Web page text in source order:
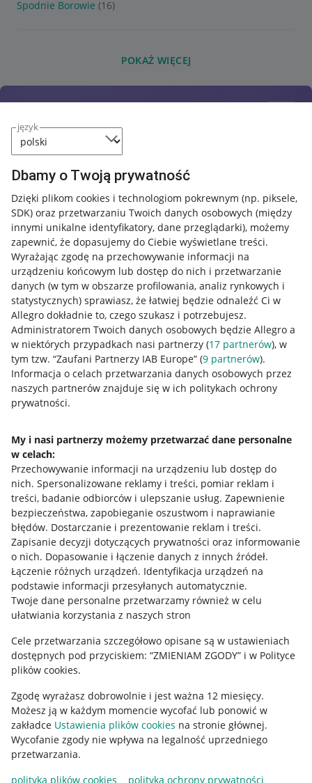
język
Dbamy o Twoją prywatność
Dzięki plikom cookies i technologiom pokrewnym (np. piksele,
SDK) oraz przetwarzaniu Twoich danych osobowych (między
innymi unikalne identyfikatory, dane przeglądarki), możemy
zapewnić, że dopasujemy do Ciebie wyświetlane treści.
Wyrażając zgodę na przechowywanie informacji na
urządzeniu końcowym lub dostęp do nich i przetwarzanie
danych (w tym w obszarze profilowania, analiz rynkowych i
statystycznych) sprawiasz, że łatwiej będzie odnaleźć Ci w
Allegro dokładnie to, czego szukasz i potrzebujesz.
Administratorem Twoich danych osobowych będzie Allegro a
w niektórych przypadkach nasi partnerzy (17 partnerów), w
tym tzw. “Zaufani Partnerzy IAB Europe” (9 partnerów).
Informacja o celach przetwarzania danych osobowych przez
naszych partnerów znajduje się w ich politykach ochrony
prywatności.
My i nasi partnerzy możemy przetwarzać dane personalne
w celach:
Przechowywanie informacji na urządzeniu lub dostęp do
nich. Spersonalizowane reklamy i treści, pomiar reklam i
treści, badanie odbiorców i ulepszanie usług. Zapewnienie
bezpieczeństwa, zapobieganie oszustwom i naprawianie
błędów. Dostarczanie i prezentowanie reklam i treści.
Zapisanie decyzji dotyczących prywatności oraz informowanie
o nich. Dopasowanie i łączenie danych z innych źródeł.
Łączenie różnych urządzeń. Identyfikacja urządzeń na
podstawie informacji przesyłanych automatycznie.
Twoje dane personalne przetwarzamy również w celu
ułatwiania korzystania z naszych stron
Cele przetwarzania szczegółowo opisane są w ustawieniach
dostępnych pod przyciskiem: “ZMIENIAM ZGODY” i w Polityce
plików cookies.
Zgodę wyrażasz dobrowolnie i jest ważna 12 miesięcy.
Możesz ją w każdym momencie wycofać lub ponowić w
zakładce Ustawienia plików cookies na stronie głównej.
Wycofanie zgody nie wpływa na legalność uprzedniego
przetwarzania.
polityka plików cookies
polityka ochrony prywatności
Spodnie Borowie (16)
POKAŻ WIĘCEJ
Przydatne informacje
Jak to działa
Allegro Gadane dla sprzedających
Allegro Gadane dla kupujących
Mapa miejscowości
Informacje prawne
Regulamin
Polityka plików "cookies"
Ustawienia plików "cookies"
Udostępnianie lokalizacji
Informacje dla Aktu o Usługach Cyfrowych
Pobierz aplikację